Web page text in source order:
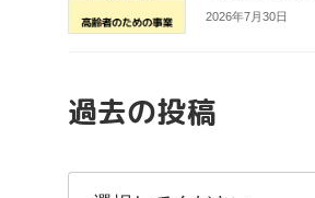
2026年7月30日
過去の投稿